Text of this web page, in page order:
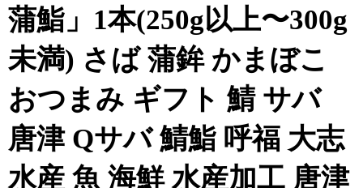
蒲鮨」1本(250g以上〜300g
未満) さば 蒲鉾 かまぼこ
おつまみ ギフト 鯖 サバ
唐津 Qサバ 鯖鮨 呼福 大志
水産 魚 海鮮 水産加工 唐津